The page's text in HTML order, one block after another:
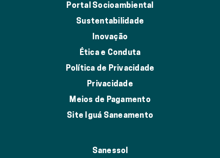
Portal Socioambiental
Sustentabilidade
Inovação
Ética e Conduta
Política de Privacidade
Privacidade
Meios de Pagamento
Site Iguá Saneamento
Sanessol